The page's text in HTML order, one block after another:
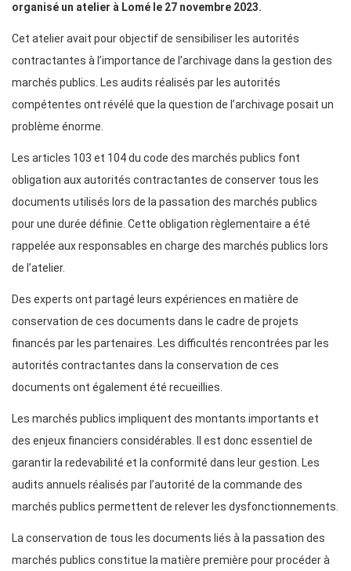
organisé un atelier à Lomé le 27 novembre 2023.
Cet atelier avait pour objectif de sensibiliser les autorités
contractantes à l’importance de l’archivage dans la gestion des
marchés publics. Les audits réalisés par les autorités
compétentes ont révélé que la question de l’archivage posait un
problème énorme.
Les articles 103 et 104 du code des marchés publics font
obligation aux autorités contractantes de conserver tous les
documents utilisés lors de la passation des marchés publics
pour une durée définie. Cette obligation règlementaire a été
rappelée aux responsables en charge des marchés publics lors
de l’atelier.
Des experts ont partagé leurs expériences en matière de
conservation de ces documents dans le cadre de projets
financés par les partenaires. Les difficultés rencontrées par les
autorités contractantes dans la conservation de ces
documents ont également été recueillies.
Les marchés publics impliquent des montants importants et
des enjeux financiers considérables. Il est donc essentiel de
garantir la redevabilité et la conformité dans leur gestion. Les
audits annuels réalisés par l’autorité de la commande des
marchés publics permettent de relever les dysfonctionnements.
La conservation de tous les documents liés à la passation des
marchés publics constitue la matière première pour procéder à